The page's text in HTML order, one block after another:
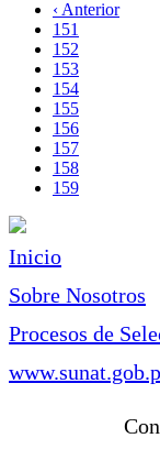
Paginación
página
Página
anterior
‹ Anterior
Page
151
Page
152
Page
153
Page
154
Page
155
Page
156
Page
157
Page
158
Página
159
Inicio
Sobre Nosotros
Procesos de